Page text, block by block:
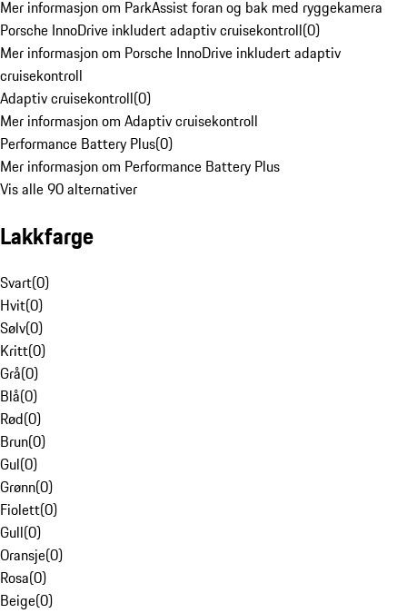
Mer informasjon om ParkAssist foran og bak med ryggekamera
Porsche InnoDrive inkludert adaptiv cruisekontroll(0)
Mer informasjon om Porsche InnoDrive inkludert adaptiv
cruisekontroll
Adaptiv cruisekontroll(0)
Mer informasjon om Adaptiv cruisekontroll
Performance Battery Plus(0)
Mer informasjon om Performance Battery Plus
Vis alle 90 alternativer
Lakkfarge
Svart(0)
Hvit(0)
Sølv(0)
Kritt(0)
Grå(0)
Blå(0)
Rød(0)
Brun(0)
Gul(0)
Grønn(0)
Fiolett(0)
Gull(0)
Oransje(0)
Rosa(0)
Beige(0)